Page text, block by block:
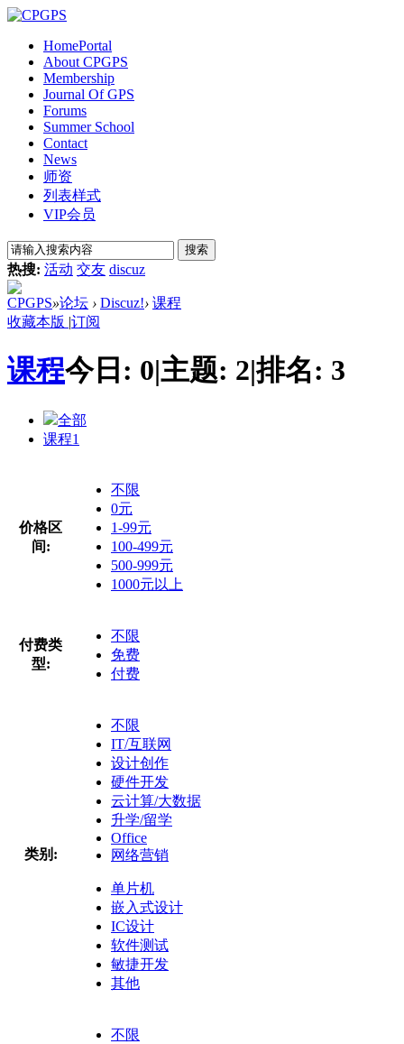
HomePortal
About CPGPS
Membership
Journal Of GPS
Forums
Summer School
Contact
News
师资
列表样式
VIP会员
搜索
热搜: 活动 交友 discuz
CPGPS»论坛 › Discuz!› 课程
收藏本版 |订阅
课程今日: 0|主题: 2|排名: 3
全部
课程1
价格区
间:
不限
0元
1-99元
100-499元
500-999元
1000元以上
付费类
型:
不限
免费
付费
类别:
不限
IT/互联网
设计创作
硬件开发
云计算/大数据
升学/留学
Office
网络营销
单片机
嵌入式设计
IC设计
软件测试
敏捷开发
其他
不限